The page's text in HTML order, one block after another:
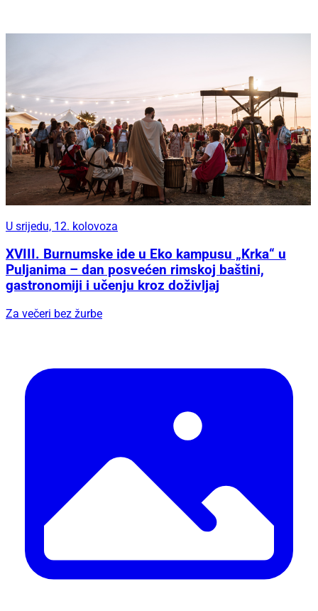
U srijedu, 12. kolovoza
XVIII. Burnumske ide u Eko kampusu „Krka“ u
Puljanima – dan posvećen rimskoj baštini,
gastronomiji i učenju kroz doživljaj
Za večeri bez žurbe